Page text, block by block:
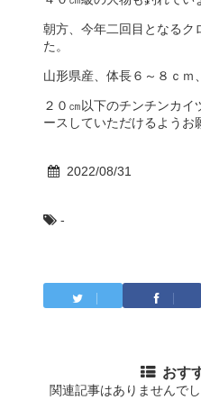
朝方、今年二回目となるク
た。
山形県産、体長６～８ｃｍ
２０㎝以下のチンチンカイ
ースしていただけるようお
2022/08/31
-
おす
関連記事はありませんで